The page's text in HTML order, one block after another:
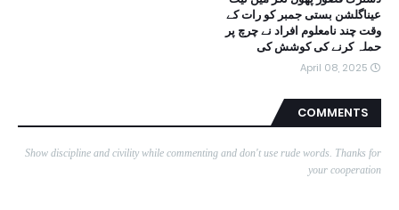
عیناگلشن بستی جمبر کو رات کے
وقت چند نامعلوم افراد نے چرچ پر
حملہ کرنے کی کوشش کی
April 08, 2025
COMMENTS
Show discipline and civility while commenting and don't use rude words. Thanks for
your cooperation